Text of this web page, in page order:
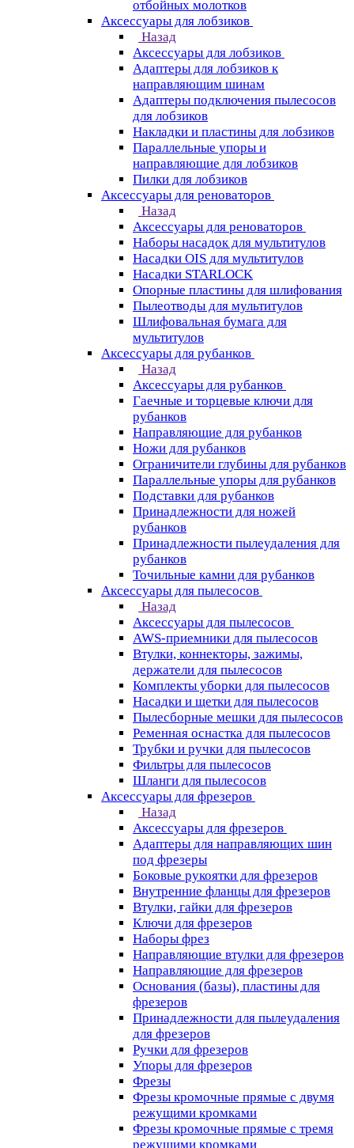
отбойных молотков
Аксессуары для лобзиков
Назад
Аксессуары для лобзиков
Адаптеры для лобзиков к
направляющим шинам
Адаптеры подключения пылесосов
для лобзиков
Накладки и пластины для лобзиков
Параллельные упоры и
направляющие для лобзиков
Пилки для лобзиков
Аксессуары для реноваторов
Назад
Аксессуары для реноваторов
Наборы насадок для мультитулов
Насадки OIS для мультитулов
Насадки STARLOCK
Опорные пластины для шлифования
Пылеотводы для мультитулов
Шлифовальная бумага для
мультитулов
Аксессуары для рубанков
Назад
Аксессуары для рубанков
Гаечные и торцевые ключи для
рубанков
Направляющие для рубанков
Ножи для рубанков
Ограничители глубины для рубанков
Параллельные упоры для рубанков
Подставки для рубанков
Принадлежности для ножей
рубанков
Принадлежности пылеудаления для
рубанков
Точильные камни для рубанков
Аксессуары для пылесосов
Назад
Аксессуары для пылесосов
AWS-приемники для пылесосов
Втулки, коннекторы, зажимы,
держатели для пылесосов
Комплекты уборки для пылесосов
Насадки и щетки для пылесосов
Пылесборные мешки для пылесосов
Ременная оснастка для пылесосов
Трубки и ручки для пылесосов
Фильтры для пылесосов
Шланги для пылесосов
Аксессуары для фрезеров
Назад
Аксессуары для фрезеров
Адаптеры для направляющих шин
под фрезеры
Боковые рукоятки для фрезеров
Внутренние фланцы для фрезеров
Втулки, гайки для фрезеров
Ключи для фрезеров
Наборы фрез
Направляющие втулки для фрезеров
Направляющие для фрезеров
Основания (базы), пластины для
фрезеров
Принадлежности для пылеудаления
для фрезеров
Ручки для фрезеров
Упоры для фрезеров
Фрезы
Фрезы кромочные прямые с двумя
режущими кромками
Фрезы кромочные прямые с тремя
режущими кромками